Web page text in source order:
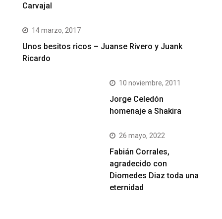
Carvajal
14 marzo, 2017
Unos besitos ricos – Juanse Rivero y Juank
Ricardo
10 noviembre, 2011
Jorge Celedón
homenaje a Shakira
26 mayo, 2022
Fabián Corrales,
agradecido con
Diomedes Diaz toda una
eternidad